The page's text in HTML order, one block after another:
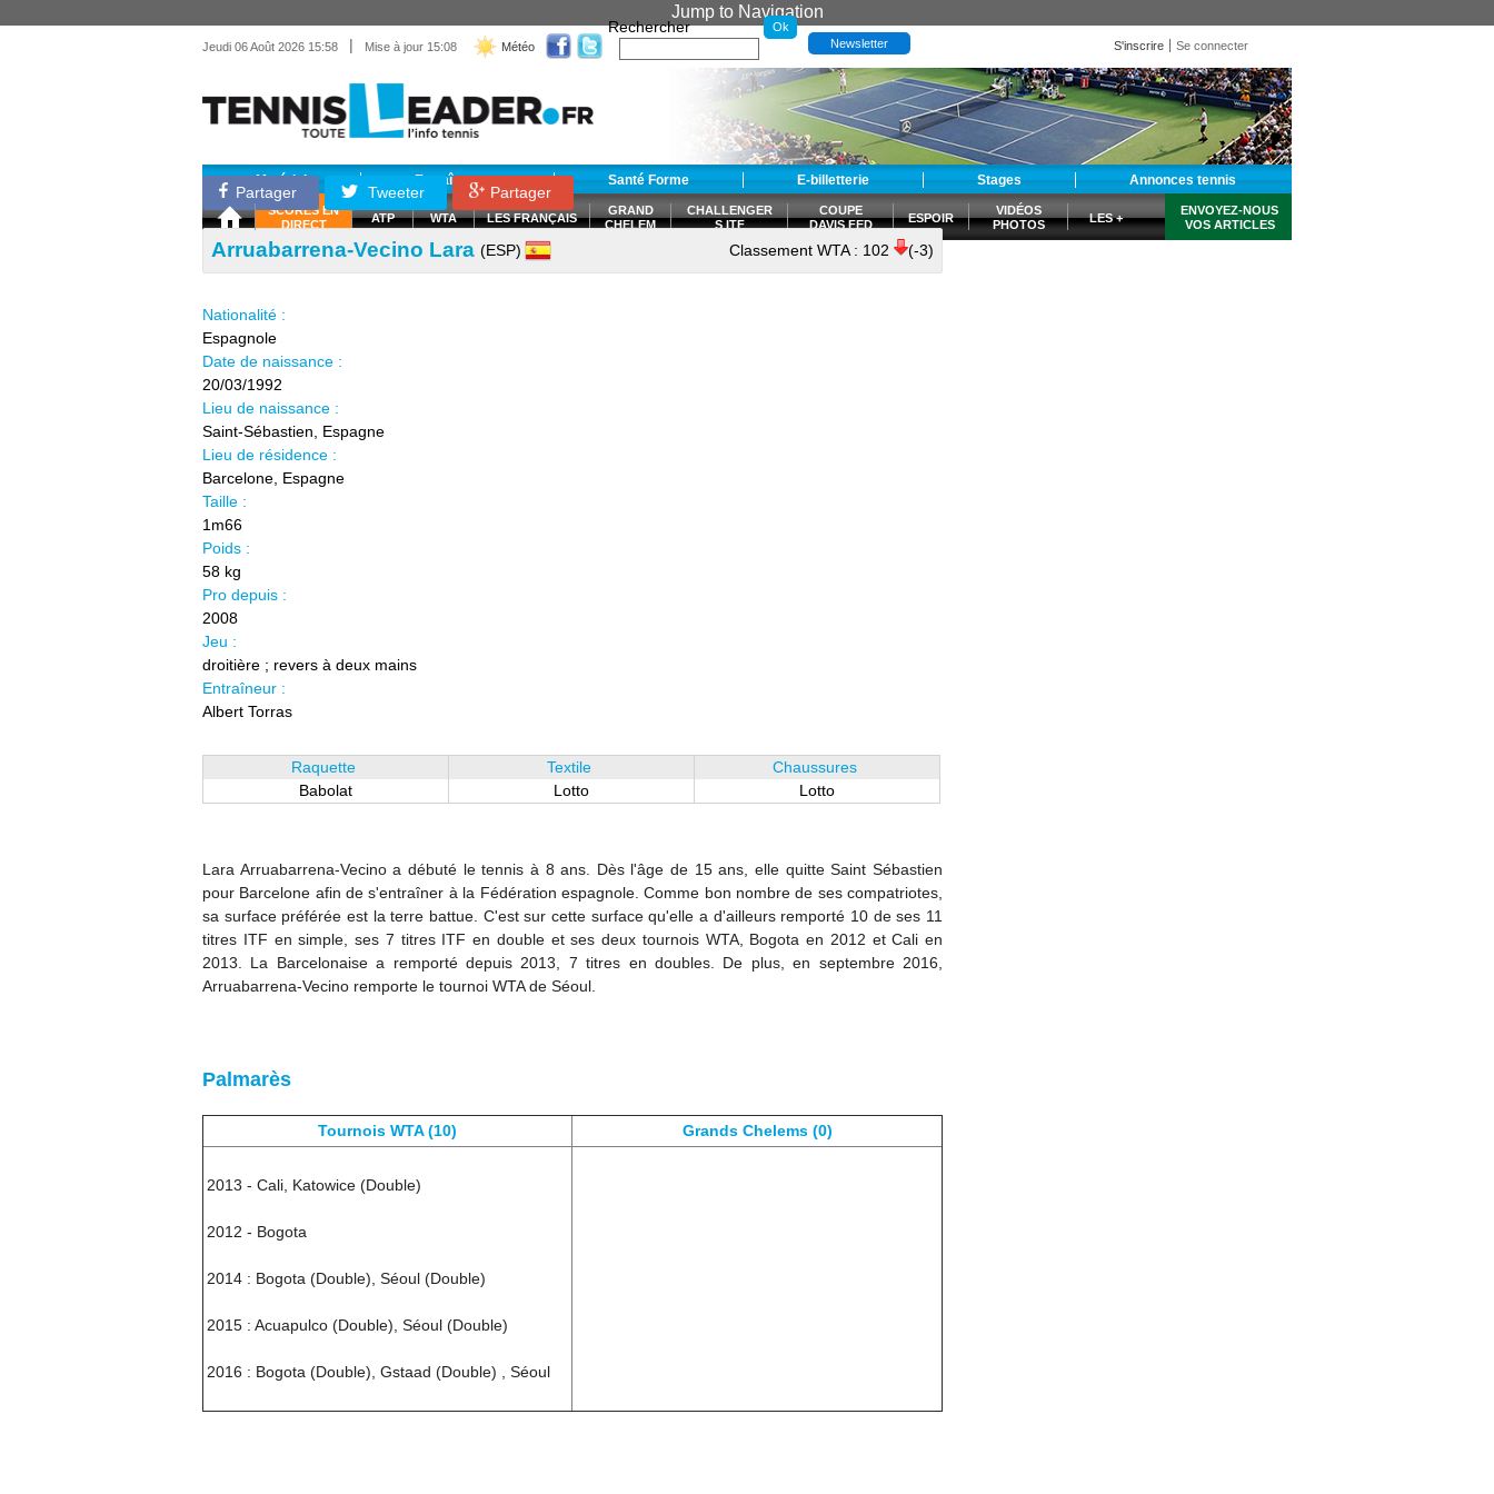
Jump to Navigation
Jeudi 06 Août 2026 15:58 | Mise à jour 15:08 Météo
Rechercher
Newsletter S'inscrire Se connecter
Matériel Entraînement Santé Forme E-billetterie Stages Annonces tennis
SCORES EN
DIRECT
ATP WTA LES FRANÇAIS
GRAND
CHELEM
CHALLENGER
S ITF
COUPE
DAVIS FED
ESPOIR
S
VIDÉOS
PHOTOS
LES +
ENVOYEZ-NOUS
VOS ARTICLES
Partager Tweeter Partager
Arruabarrena-Vecino Lara (ESP) Classement WTA : 102 (-3)
Nationalité :
Espagnole
Date de naissance :
20/03/1992
Lieu de naissance :
Saint-Sébastien, Espagne
Lieu de résidence :
Barcelone, Espagne
Taille :
1m66
Poids :
58 kg
Pro depuis :
2008
Jeu :
droitière ; revers à deux mains
Entraîneur :
Albert Torras
Raquette
Babolat
Textile
Lotto
Chaussures
Lotto
Lara Arruabarrena-Vecino a débuté le tennis à 8 ans. Dès l'âge de 15 ans, elle quitte Saint Sébastien
pour Barcelone afin de s'entraîner à la Fédération espagnole. Comme bon nombre de ses compatriotes,
sa surface préférée est la terre battue. C'est sur cette surface qu'elle a d'ailleurs remporté 10 de ses 11
titres ITF en simple, ses 7 titres ITF en double et ses deux tournois WTA, Bogota en 2012 et Cali en
2013. La Barcelonaise a remporté depuis 2013, 7 titres en doubles. De plus, en septembre 2016,
Arruabarrena-Vecino remporte le tournoi WTA de Séoul.
Palmarès
Tournois WTA (10) Grands Chelems (0)
2013 - Cali, Katowice (Double)
2012 - Bogota
2014 : Bogota (Double), Séoul (Double)
2015 : Acuapulco (Double), Séoul (Double)
2016 : Bogota (Double), Gstaad (Double) , Séoul